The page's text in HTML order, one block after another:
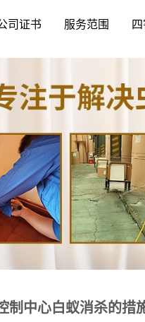
司证书 服务范围
制中心白蚁消杀的措